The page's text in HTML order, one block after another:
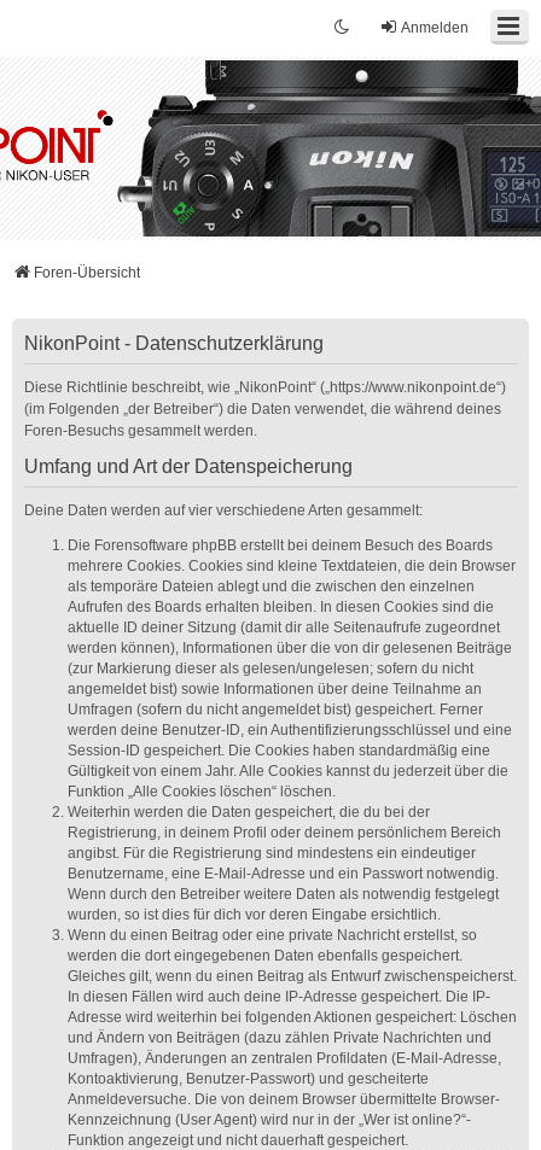
Anmelden
Foren-Übersicht
NikonPoint - Datenschutzerklärung
Diese Richtlinie beschreibt, wie „NikonPoint“ („https://www.nikonpoint.de“)
(im Folgenden „der Betreiber“) die Daten verwendet, die während deines
Foren-Besuchs gesammelt werden.
Umfang und Art der Datenspeicherung
Deine Daten werden auf vier verschiedene Arten gesammelt:
Die Forensoftware phpBB erstellt bei deinem Besuch des Boards
mehrere Cookies. Cookies sind kleine Textdateien, die dein Browser
als temporäre Dateien ablegt und die zwischen den einzelnen
Aufrufen des Boards erhalten bleiben. In diesen Cookies sind die
aktuelle ID deiner Sitzung (damit dir alle Seitenaufrufe zugeordnet
werden können), Informationen über die von dir gelesenen Beiträge
(zur Markierung dieser als gelesen/ungelesen; sofern du nicht
angemeldet bist) sowie Informationen über deine Teilnahme an
Umfragen (sofern du nicht angemeldet bist) gespeichert. Ferner
werden deine Benutzer-ID, ein Authentifizierungsschlüssel und eine
Session-ID gespeichert. Die Cookies haben standardmäßig eine
Gültigkeit von einem Jahr. Alle Cookies kannst du jederzeit über die
Funktion „Alle Cookies löschen“ löschen.
Weiterhin werden die Daten gespeichert, die du bei der
Registrierung, in deinem Profil oder deinem persönlichem Bereich
angibst. Für die Registrierung sind mindestens ein eindeutiger
Benutzername, eine E-Mail-Adresse und ein Passwort notwendig.
Wenn durch den Betreiber weitere Daten als notwendig festgelegt
wurden, so ist dies für dich vor deren Eingabe ersichtlich.
Wenn du einen Beitrag oder eine private Nachricht erstellst, so
werden die dort eingegebenen Daten ebenfalls gespeichert.
Gleiches gilt, wenn du einen Beitrag als Entwurf zwischenspeicherst.
In diesen Fällen wird auch deine IP-Adresse gespeichert. Die IP-
Adresse wird weiterhin bei folgenden Aktionen gespeichert: Löschen
und Ändern von Beiträgen (dazu zählen Private Nachrichten und
Umfragen), Änderungen an zentralen Profildaten (E-Mail-Adresse,
Kontoaktivierung, Benutzer-Passwort) und gescheiterte
Anmeldeversuche. Die von deinem Browser übermittelte Browser-
Kennzeichnung (User Agent) wird nur in der „Wer ist online?“-
Funktion angezeigt und nicht dauerhaft gespeichert.